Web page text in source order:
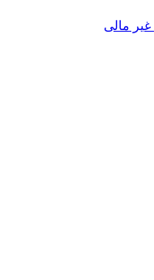
مالی